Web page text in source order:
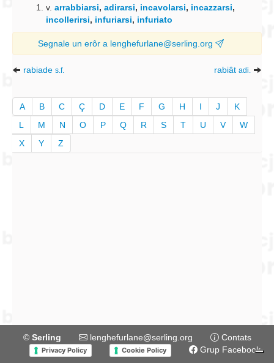
v. arrabbiarsi, adirarsi, incavolarsi, incazzarsi,
incollerirsi, infuriarsi, infuriato
Segnale un erôr a lenghefurlane@serling.org
rabiade s.f. rabiât adi.
A B C Ç D E F G H I J
K
L
M N O P Q R S T U V
W
X
Y Z
© Serling lenghefurlane@serling.org Contats
Privacy Policy Cookie Policy Grup Facebook